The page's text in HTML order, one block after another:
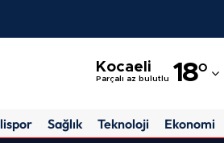
Kocaeli
Parçalı az bulutlu 18°
Adıyaman
Sağlık Teknoloji Ekonomi